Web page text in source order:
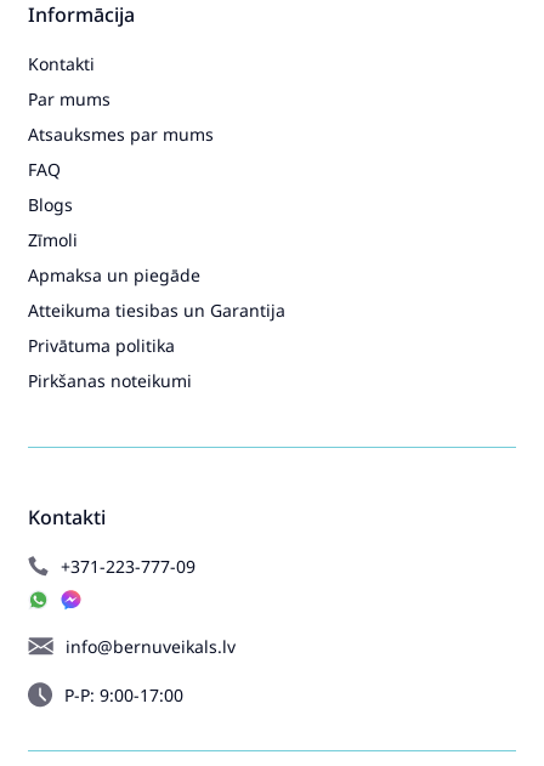
Kontakti
+371-223-777-09
info@bernuveikals.lv
P-P: 9:00-17:00
Informācija
Kontakti
Par mums
Atsauksmes par mums
FAQ
Blogs
Zīmoli
Apmaksa un piegāde
Atteikuma tiesibas un Garantija
Privātuma politika
Pirkšanas noteikumi